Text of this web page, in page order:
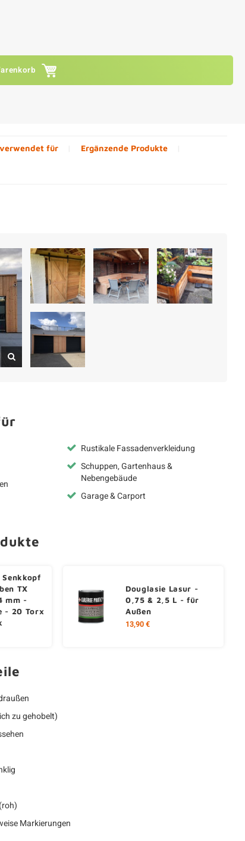
für Ergänzende Produkte
Rustikale Fassadenverkleidung
Schuppen, Gartenhaus &
Nebengebäude
Garage & Carport
TX
mm -
- 20 Torx
Douglasie Lasur -
0,75 & 2,5 L - für
Außen
13,90 €
zu gehobelt)
Markierungen